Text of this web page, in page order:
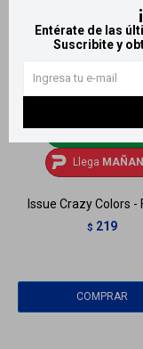
Entérate de las
Suscribite y
Llega
Issue Crazy Colors -
$ 219